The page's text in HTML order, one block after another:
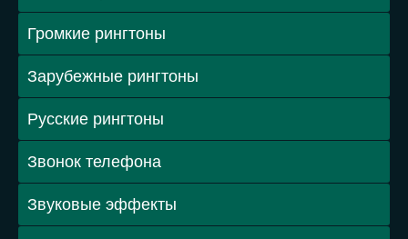
Malfa - So Long
Элджей feat. Feduk - Розовое Вино
Категории
Полная версия сайта